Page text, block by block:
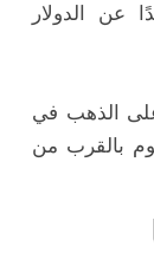
عن الدولار
الذهب في
بالقرب من